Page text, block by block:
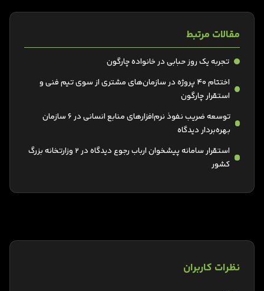
مقالات مرتبط
تجربه یک روز حبابی در خانواده چارگون
اختتام 40 پروژه در سازمان‌های مشتری از سوی تیم فنی و
استقرار چارگون
توسعه ضریب نفوذ نرم‌افزارهای منابع انسانی در 6 سازمان
بهره‌بردار دیدگاه
استقرار سامانه پیشخوان ارباب رجوع دیدگاه در 2 وزارتخانه بزرگ
کشور
نظرات کاربران